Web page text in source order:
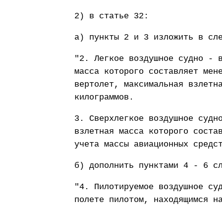
2) в статье 32:
а) пункты 2 и 3 изложить в
"2. Легкое воздушное судно -
масса которого составляет
вертолет, максимальная
килограммов.
3. Сверхлегкое воздушное
взлетная масса которого
учета массы авиационных
б) дополнить пунктами 4 - 6
"4. Пилотируемое воздушное
полете пилотом, находящимся